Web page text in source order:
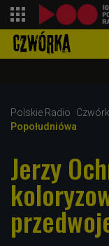
Polskie Radio
Popołudniówa
Jerzy